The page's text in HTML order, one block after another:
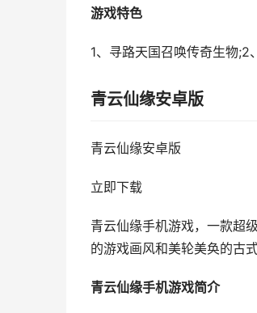
游戏特色
1、寻路天国召唤传奇生物;2
青云仙缘安卓版
青云仙缘安卓版
立即下载
青云仙缘手机游戏，一款超
的游戏画风和美轮美奂的古
青云仙缘手机游戏简介